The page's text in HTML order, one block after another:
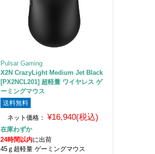
Pulsar Gaming
X2N CrazyLight Medium Jet Black
[PX2NCL201] 超軽量 ワイヤレス ゲ
ーミングマウス
送料無料
ネット価格： ¥16,940(税込)
在庫わずか
24時間以内に出荷
45ｇ超軽量 ゲーミングマウス